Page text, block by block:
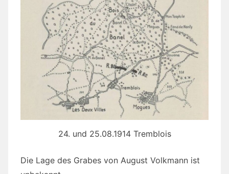
24. und 25.08.1914 Tremblois
Die Lage des Grabes von August Volkmann ist